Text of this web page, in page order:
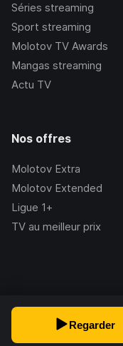
Regarder
Séries streaming
Sport streaming
Molotov TV Awards
Mangas streaming
Actu TV
Nos offres
Molotov Extra
Molotov Extended
Ligue 1+
TV au meilleur prix